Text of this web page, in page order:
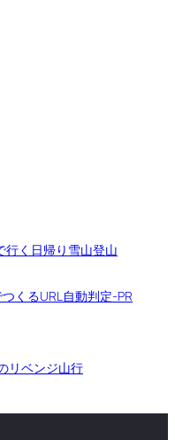
行く日帰り雪山登山
くるURL自動判定-PR
リベンジ山行